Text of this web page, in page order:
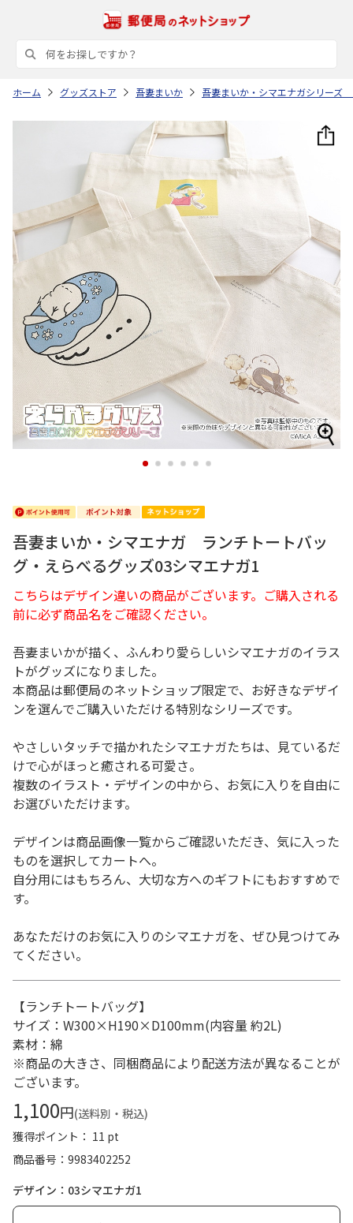
ホーム グッズストア 吾妻まいか 吾妻まいか・シマエナガシリーズ
1 2 3 4 5 6
吾妻まいか・シマエナガ ランチトートバッ
グ・えらべるグッズ03シマエナガ1
こちらはデザイン違いの商品がございます。ご購入される
前に必ず商品名をご確認ください。
吾妻まいかが描く、ふんわり愛らしいシマエナガのイラス
トがグッズになりました。
本商品は郵便局のネットショップ限定で、お好きなデザイ
ンを選んでご購入いただける特別なシリーズです。
やさしいタッチで描かれたシマエナガたちは、見ているだ
けで心がほっと癒される可愛さ。
複数のイラスト・デザインの中から、お気に入りを自由に
お選びいただけます。
デザインは商品画像一覧からご確認いただき、気に入った
ものを選択してカートへ。
自分用にはもちろん、大切な方へのギフトにもおすすめで
す。
あなただけのお気に入りのシマエナガを、ぜひ見つけてみ
てください。
【ランチトートバッグ】
サイズ：W300×H190×D100mm(内容量 約2L)
素材：綿
※商品の大きさ、同梱商品により配送方法が異なることが
ございます。
1,100円(送料別・税込)
獲得ポイント： 11 pt
商品番号
9983402252
デザイン：03シマエナガ1